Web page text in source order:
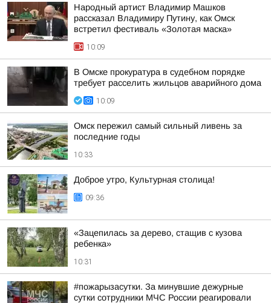
Народный артист Владимир Машков
рассказал Владимиру Путину, как Омск
встретил фестиваль «Золотая маска»
10:09
В Омске прокуратура в судебном порядке
требует расселить жильцов аварийного дома
10:09
Омск пережил самый сильный ливень за
последние годы
10:33
Доброе утро, Культурная столица!
09:36
«Зацепилась за дерево, стащив с кузова
ребенка»
10:31
#пожарызасутки. За минувшие дежурные
сутки сотрудники МЧС России реагировали